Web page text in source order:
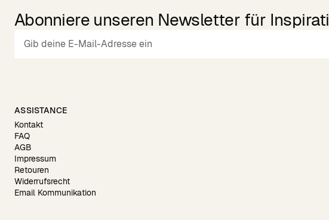
Abonniere unseren Newsletter für
ASSISTANCE
Kontakt
FAQ
AGB
Impressum
Retouren
Widerrufsrecht
Email Kommunikation